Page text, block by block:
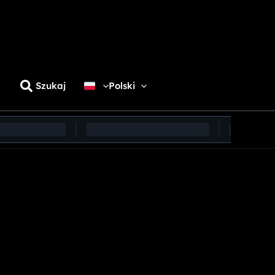
Szukaj Polski